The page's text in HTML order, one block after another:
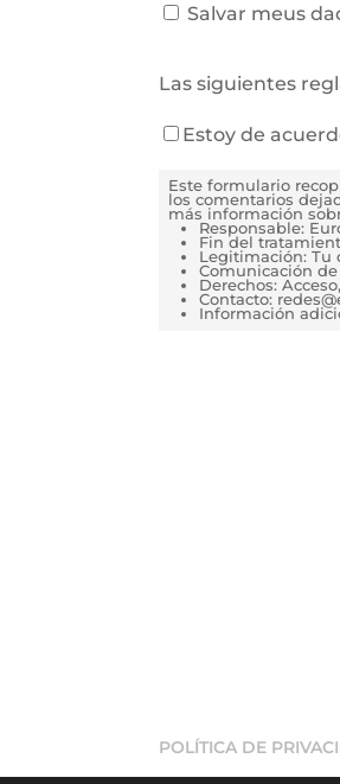
Salvar meus
Las siguientes
Estoy de
Este formulario
los comentarios
más información
Responsable:
Fin del
Legitimación: Tu
Comunicación
Derechos:
Contacto:
Información
POLÍTICA DE